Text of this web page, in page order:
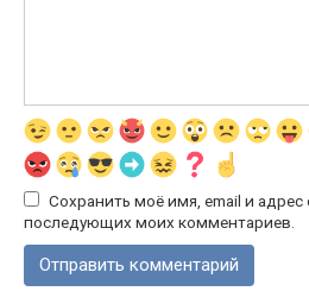
Сохранить моё имя, email и адрес
последующих моих комментариев.